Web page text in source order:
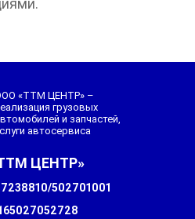
«ТТМ ЦЕНТР» –
грузовых
и запчастей,
автосервиса
ЦЕНТР»
502701001